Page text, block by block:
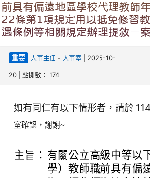
前具有偏遠地區學校代理教師
22條第1項規定用以抵免修習
遇條例等相關規定辦理提敘一案
重要 人事主任- 人事室 | 2025-10-
20 | 點閱數： 174
如有同仁有以下情形者，請於
室確認，謝謝~
主旨： 有關公立高級中等以
學）教師職前具有偏